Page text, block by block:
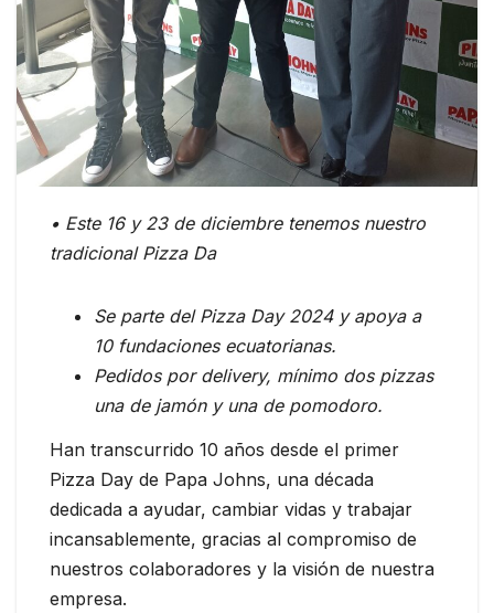
• Este 16 y 23 de diciembre tenemos nuestro
tradicional Pizza Da
Se parte del Pizza Day 2024 y apoya a
10 fundaciones ecuatorianas.
Pedidos por delivery, mínimo dos pizzas
una de jamón y una de pomodoro.
Han transcurrido 10 años desde el primer
Pizza Day de Papa Johns, una década
dedicada a ayudar, cambiar vidas y trabajar
incansablemente, gracias al compromiso de
nuestros colaboradores y la visión de nuestra
empresa.